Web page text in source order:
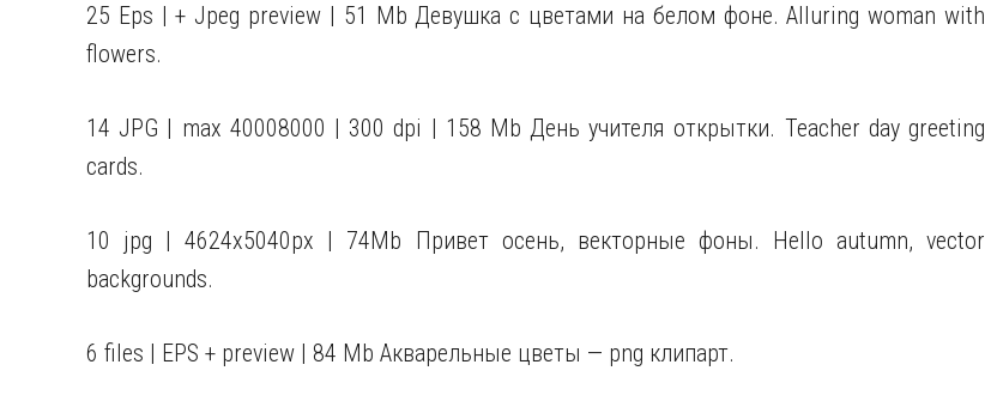
25 Eps | + Jpeg preview | 51 Mb Девушка с цветами на белом фоне. Alluring woman with
flowers.
14 JPG | max 40008000 | 300 dpi | 158 Mb День учителя открытки. Teacher day greeting
cards.
10 jpg | 4624x5040px | 74Mb Привет осень, векторные фоны. Hello autumn, vector
backgrounds.
6 files | EPS + preview | 84 Mb Акварельные цветы — png клипарт.